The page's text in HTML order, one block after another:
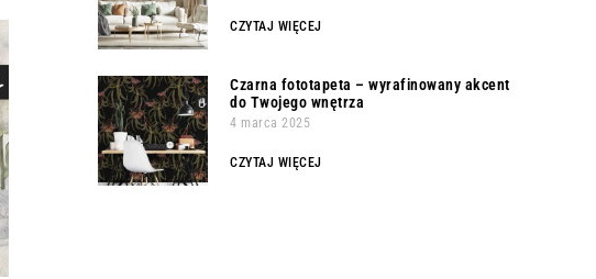
CZYTAJ WIĘCEJ
Czarna fototapeta – wyrafinowany akcent
do Twojego wnętrza
4 marca 2025
CZYTAJ WIĘCEJ